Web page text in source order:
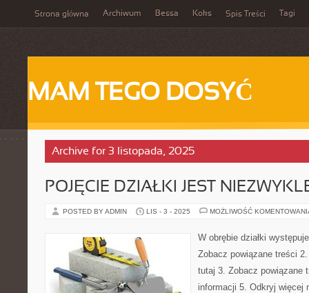
Strona główna Archiwum Bessa Koks Spis Treści Tagi
MAM TEGO DOSYĆ
Archive for 3 listopada, 2025
POJĘCIE DZIAŁKI JEST
POSTED BY ADMIN LIS - 3 - 2025 MOŻLIWOŚĆ
W obrębie działki
Zobacz powiązane treści
tutaj 3. Zobacz powiązane
informacji 5. Odkryj więcej